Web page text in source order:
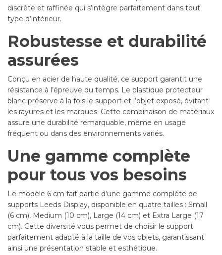
discrète et raffinée qui s’intègre parfaitement dans tout
type d’intérieur.
Robustesse et durabilité
assurées
Conçu en acier de haute qualité, ce support garantit une
résistance à l’épreuve du temps. Le plastique protecteur
blanc préserve à la fois le support et l’objet exposé, évitant
les rayures et les marques. Cette combinaison de matériaux
assure une durabilité remarquable, même en usage
fréquent ou dans des environnements variés.
Une gamme complète
pour tous vos besoins
Le modèle 6 cm fait partie d’une gamme complète de
supports Leeds Display, disponible en quatre tailles : Small
(6 cm), Medium (10 cm), Large (14 cm) et Extra Large (17
cm). Cette diversité vous permet de choisir le support
parfaitement adapté à la taille de vos objets, garantissant
ainsi une présentation stable et esthétique.